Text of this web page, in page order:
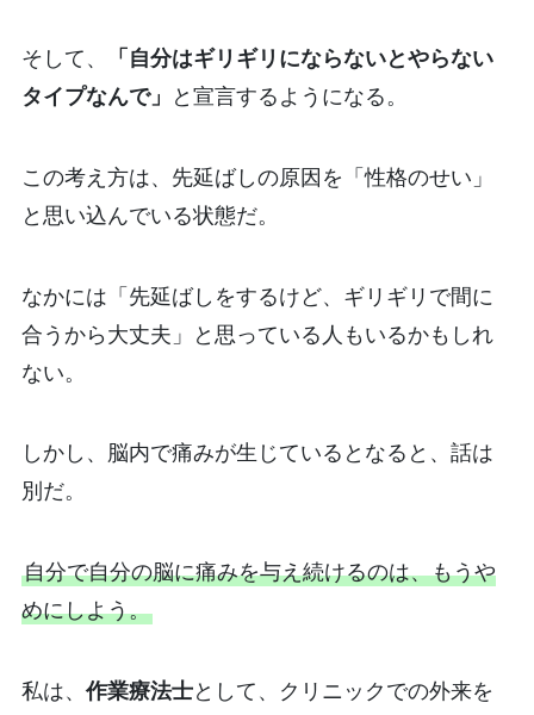
そして、
「自分はギリギリにならないとやらない
タイプなんで」
と宣言するようになる。
この考え方は、先延ばしの原因を「性格のせい」
と思い込んでいる状態だ。
なかには「先延ばしをするけど、ギリギリで間に
合うから大丈夫」と思っている人もいるかもしれ
ない。
しかし、脳内で痛みが生じているとなると、話は
別だ。
自分で自分の脳に痛みを与え続けるのは、もうや
めにしよう。
私は、 作業療法士として、クリニックでの外来を